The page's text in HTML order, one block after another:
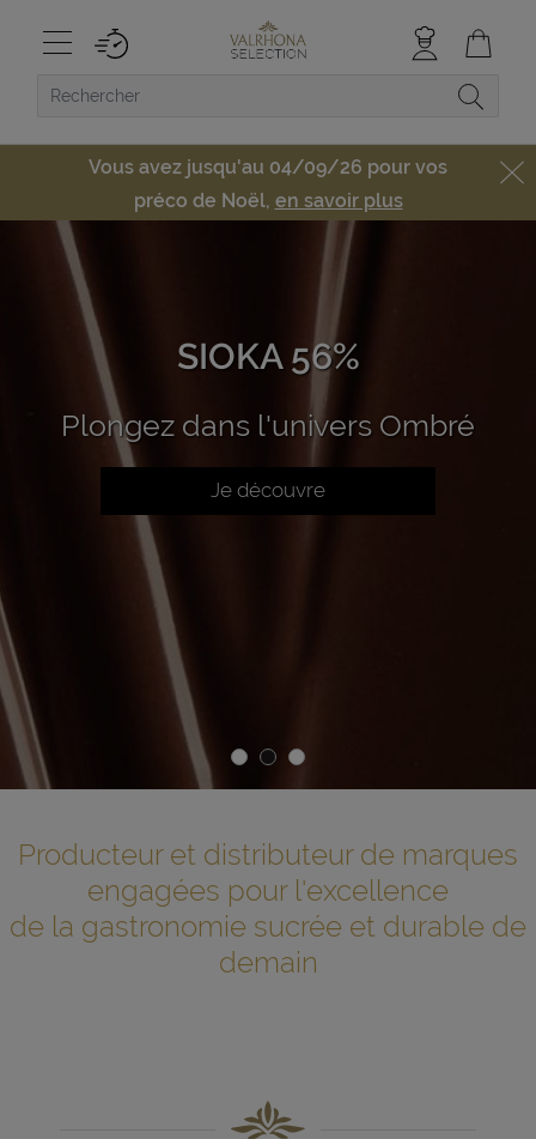
Vous avez jusqu'au 04/09/26 pour vos
préco de Noël, en savoir plus
SIOKA 56%
Plongez dans l'univers Ombré
Je découvre
Producteur et distributeur de marques
engagées pour l'excellence
de la gastronomie sucrée et durable de
demain